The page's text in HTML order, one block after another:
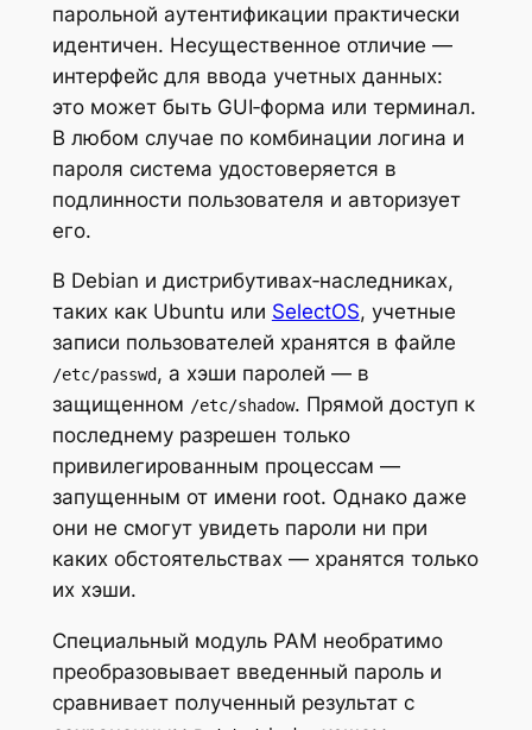
парольной аутентификации практически
идентичен. Несущественное отличие —
интерфейс для ввода учетных данных:
это может быть GUI‑форма или терминал.
В любом случае по комбинации логина и
пароля система удостоверяется в
подлинности пользователя и авторизует
его.
В Debian и дистрибутивах‑наследниках,
таких как Ubuntu или SelectOS, учетные
записи пользователей хранятся в файле
/etc/passwd, а хэши паролей — в
защищенном /etc/shadow. Прямой доступ к
последнему разрешен только
привилегированным процессам —
запущенным от имени root. Однако даже
они не смогут увидеть пароли ни при
каких обстоятельствах — хранятся только
их хэши.
Специальный модуль PAM необратимо
преобразовывает введенный пароль и
сравнивает полученный результат с